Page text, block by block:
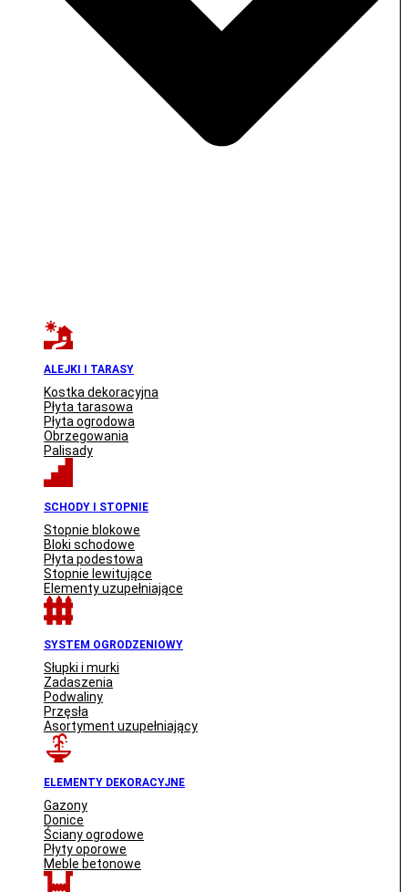
ALEJKI I TARASY
Kostka dekoracyjna
Płyta tarasowa
Płyta ogrodowa
Obrzegowania
Palisady
SCHODY I STOPNIE
Stopnie blokowe
Bloki schodowe
Płyta podestowa
Stopnie lewitujące
Elementy uzupełniające
SYSTEM OGRODZENIOWY
Słupki i murki
Zadaszenia
Podwaliny
Przęsła
Asortyment uzupełniający
ELEMENTY DEKORACYJNE
Gazony
Donice
Ściany ogrodowe
Płyty oporowe
Meble betonowe